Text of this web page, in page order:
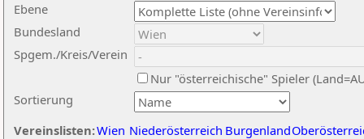
Ebene
Sortierung
Bundesland
Spgem./Kreis/Verein
Nur "österreichische" Spieler
Vereinslisten:Wien Niederösterreich Burgenland